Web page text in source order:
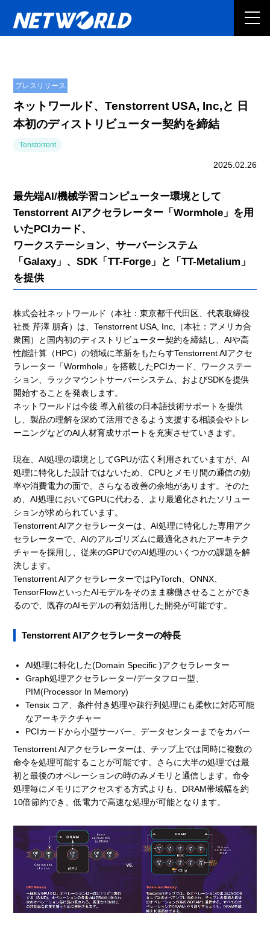
プレスリリース
ネットワールド、Tenstorrent USA, Inc,と 日
本初のディストリビューター契約を締結
Tenstorrent
2025.02.26
最先端AI/機械学習コンピューター環境として
Tenstorrent AIアクセラレーター「Wormhole」を用
いたPCIカード、
ワークステーション、サーバーシステム
「Galaxy」、SDK「TT-Forge」と「TT-Metalium」
を提供
株式会社ネットワールド（本社：東京都千代田区、代表取締役
社長 芹澤 朋斉）は、Tenstorrent USA, Inc,（本社：アメリカ合
衆国）と国内初のディストリビューター契約を締結し、AIや高
性能計算（HPC）の領域に革新をもたらすTenstorrent AIアクセ
ラレーター「Wormhole」を搭載したPCIカード、ワークステー
ション、ラックマウントサーバーシステム、およびSDKを提供
開始することを発表します。
ネットワールドは今後 導入前後の日本語技術サポートを提供
し、製品の理解を深めて活用できるよう支援する相談会やトレ
ーニングなどのAI人材育成サポートを充実させていきます。
現在、AI処理の環境としてGPUが広く利用されていますが、AI
処理に特化した設計ではないため、CPUとメモリ間の通信の効
率や消費電力の面で、さらなる改善の余地があります。そのた
め、AI処理においてGPUに代わる、より最適化されたソリュー
ションが求められています。
Tenstorrent AIアクセラレーターは、AI処理に特化した専用アク
セラレーターで、AIのアルゴリズムに最適化されたアーキテク
チャーを採用し、従来のGPUでのAI処理のいくつかの課題を解
決します。
Tenstorrent AIアクセラレーターではPyTorch、ONNX、
TensorFlowといったAIモデルをそのまま稼働させることができ
るので、既存のAIモデルの有効活用した開発が可能です。
Tenstorrent AIアクセラレーターの特長
AI処理に特化した(Domain Specific )アクセラレーター
Graph処理アクセラレーター/データフロー型、
PIM(Processor In Memory)
Tensix コア、条件付き処理や疎行列処理にも柔軟に対応可能
なアーキテクチャー
PCIカードから小型サーバー、データセンターまでをカバー
Tenstorrent AIアクセラレーターは、チップ上では同時に複数の
命令を処理可能することが可能です。さらに大半の処理では最
初と最後のオペレーションの時のみメモリと通信します。命令
処理毎にメモリにアクセスする方式よりも、DRAM帯域幅を約
10倍節約でき、低電力で高速な処理が可能となります。